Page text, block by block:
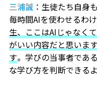
三浦誠：生徒たち自身
毎時間AIを使わせるわけ
生、ここはAIじゃなく
がいい内容だと思いま
す。学びの当事者であ
な学び方を判断できる